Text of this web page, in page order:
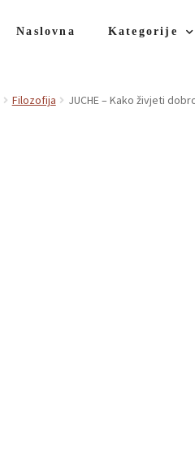
Naslovna Kategorije
Filozofija JUCHE – Kako živjeti